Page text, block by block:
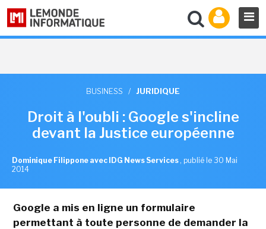
BUSINESS / JURIDIQUE
Droit à l'oubli : Google s'incline
devant la Justice européenne
Dominique Filippone avec IDG News Services , publié le 30 Mai
2014
Google a mis en ligne un formulaire
permettant à toute personne de demander la